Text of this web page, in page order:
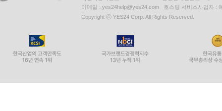
이메일 : yes24help@yes24.com 호스팅 서비스사업자 :
Copyright ⓒ YES24 Corp. All Rights Reserved.